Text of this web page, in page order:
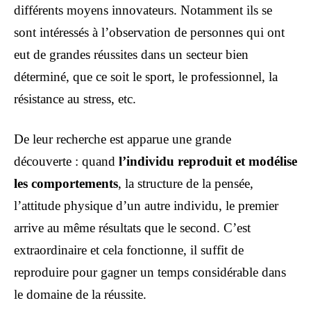
différents moyens innovateurs. Notamment ils se
sont intéressés à l’observation de personnes qui ont
eut de grandes réussites dans un secteur bien
déterminé, que ce soit le sport, le professionnel, la
résistance au stress, etc.
De leur recherche est apparue une grande
découverte : quand l’individu reproduit et modélise
les comportements, la structure de la pensée,
l’attitude physique d’un autre individu, le premier
arrive au même résultats que le second. C’est
extraordinaire et cela fonctionne, il suffit de
reproduire pour gagner un temps considérable dans
le domaine de la réussite.